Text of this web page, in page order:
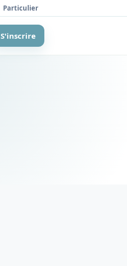
Particulier
S'inscrire